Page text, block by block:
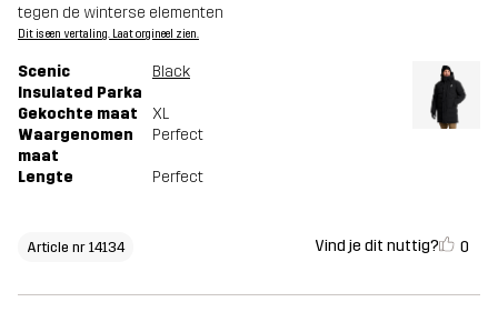
tegen de winterse elementen
Dit is een vertaling. Laat orgineel zien.
Scenic
Insulated Parka
Black
Gekochte maat
XL
Waargenomen
maat
Perfect
Lengte Perfect
Article nr 14134 Vind je dit nuttig? 0